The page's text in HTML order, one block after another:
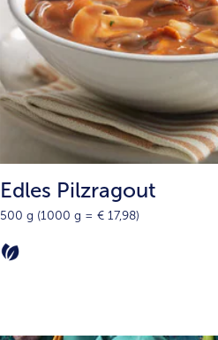
Edles Pilzragout
500 g (1000 g = € 17,98)